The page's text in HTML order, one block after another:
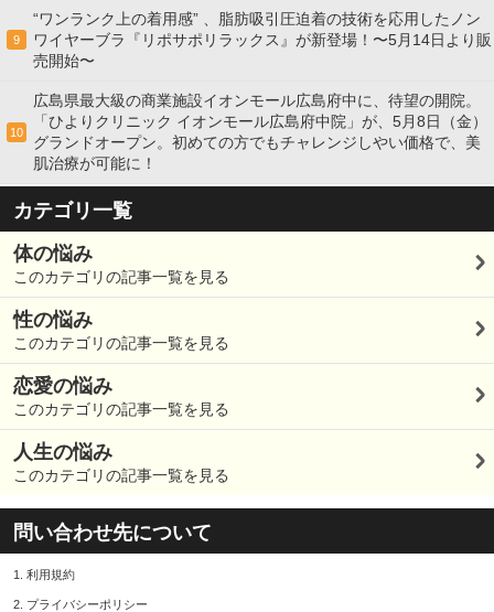
9
“ワンランク上の着用感” 、脂肪吸引圧迫着の技術を応用したノン
ワイヤーブラ『リポサポリラックス』が新登場！〜5月14日より販
売開始〜
10
広島県最大級の商業施設イオンモール広島府中に、待望の開院。
「ひよりクリニック イオンモール広島府中院」が、5月8日（金）
グランドオープン。初めての方でもチャレンジしやい価格で、美
肌治療が可能に！
カテゴリ一覧
体の悩み
このカテゴリの記事一覧を見る
性の悩み
このカテゴリの記事一覧を見る
恋愛の悩み
このカテゴリの記事一覧を見る
人生の悩み
このカテゴリの記事一覧を見る
問い合わせ先について
1. 利用規約
2. プライバシーポリシー